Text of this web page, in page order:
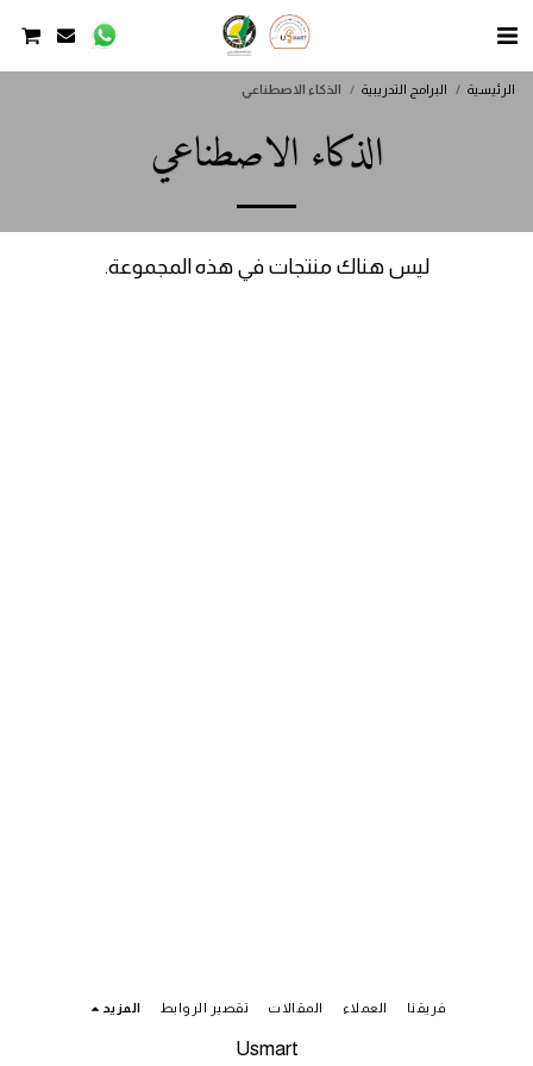
الرئيسية البرامج التدريبية الذكاء الاصطناعي
الذكاء الاصطناعي
ليس هناك منتجات في هذه المجموعة.
Usmart
فريقنا العملاء المقالات تقصير الروابط المزيد